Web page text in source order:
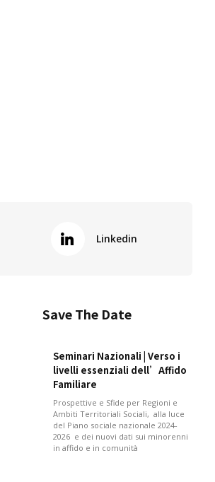
Linkedin
Save The Date
Seminari Nazionali | Verso i
livelli essenziali dell’Affido
Familiare
Prospettive e Sfide per Regioni e
Ambiti Territoriali Sociali, alla luce
del Piano sociale nazionale 2024-
2026 e dei nuovi dati sui minorenni
in affido e in comunità